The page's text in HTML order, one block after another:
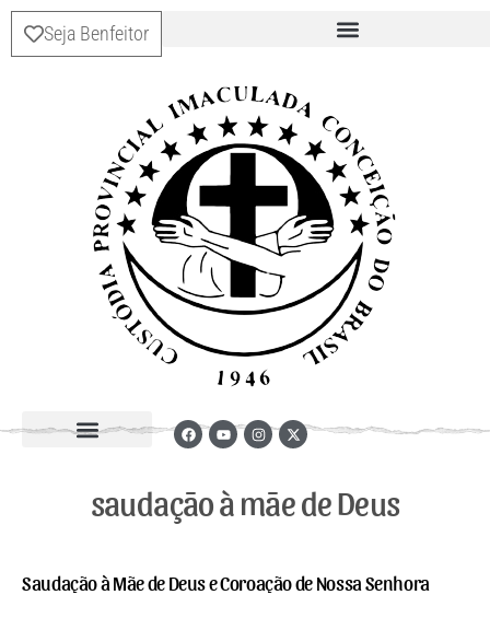
Seja Benfeitor
saudação à mãe de Deus
Saudação à Mãe de Deus e Coroação de Nossa Senhora